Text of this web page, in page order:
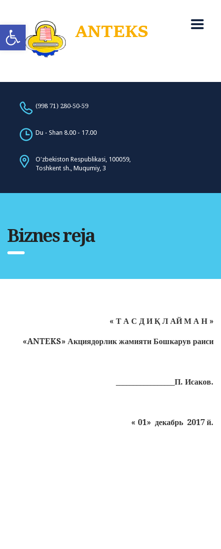
Open toolbar
(998 71) 280-50-59
Du - Shan 8.00 - 17.00
O'zbekiston Respublikasi, 100059,
Toshkent sh., Muqumiy, 3
Biznes reja
« Т А С Д И Қ Л АЙ М А Н »
«ANTEKS» Акциядорлик жамияти Бошкарув раиси
_________________П. Исаков.
« 01» декабрь 2017 й.